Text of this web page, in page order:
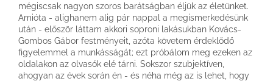
mégiscsak nagyon szoros barátságban éljük az életünket.
Amióta - alighanem alig pár nappal a megismerkedésünk
után - először láttam akkori soproni lakásukban Kovács-
Gombos Gábor festményeit, azóta követem érdeklődő
figyelemmel a munkásságát; ezt próbálom meg ezeken az
oldalakon az olvasók elé tárni. Sokszor szubjektíven,
ahogyan az évek során én - és néha még az is lehet, hogy